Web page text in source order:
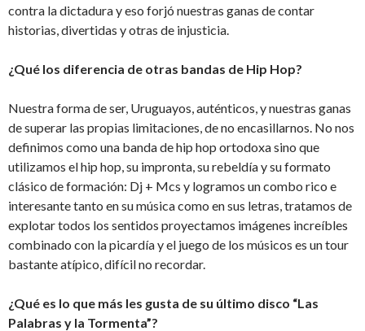
contra la dictadura y eso forjó nuestras ganas de contar
historias, divertidas y otras de injusticia.
¿Qué los diferencia de otras bandas de Hip Hop?
Nuestra forma de ser, Uruguayos, auténticos, y nuestras ganas
de superar las propias limitaciones, de no encasillarnos. No nos
definimos como una banda de hip hop ortodoxa sino que
utilizamos el hip hop, su impronta, su rebeldía y su formato
clásico de formación: Dj + Mcs y logramos un combo rico e
interesante tanto en su música como en sus letras, tratamos de
explotar todos los sentidos proyectamos imágenes increíbles
combinado con la picardía y el juego de los músicos es un tour
bastante atípico, difícil no recordar.
¿Qué es lo que más les gusta de su último disco “Las
Palabras y la Tormenta”?